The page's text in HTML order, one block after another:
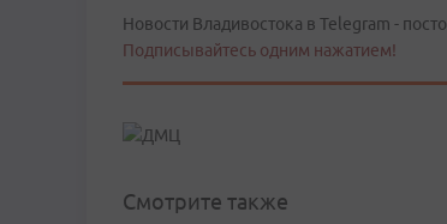
Новости Владивостока в Telegram -
Подписывайтесь одним нажатием!
Смотрите также